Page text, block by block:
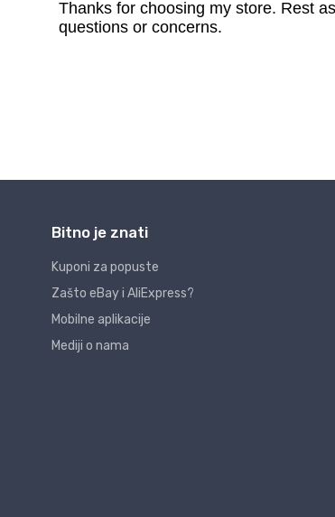
Bitno je znati
Kuponi za popuste
Zašto eBay i AliExpress?
Mobilne aplikacije
Mediji o nama